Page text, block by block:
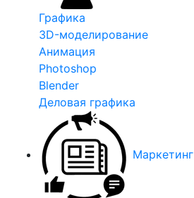
Графика
3D-моделирование
Анимация
Photoshop
Blender
Деловая графика
Маркетинг